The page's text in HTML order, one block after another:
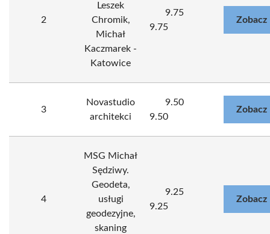
2
Leszek
Chromik,
Michał
Kaczmarek -
Katowice
9.75
9.75
Zobacz
3
Novastudio
architekci
9.50
9.50
Zobacz
4
MSG Michał
Sędziwy.
Geodeta,
usługi
geodezyjne,
skaning
9.25
9.25
Zobacz